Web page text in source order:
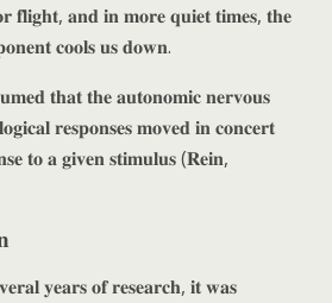
𝐟𝐥𝐢𝐠𝐡𝐭, 𝐚𝐧𝐝 𝐢𝐧 𝐦𝐨𝐫𝐞 𝐪𝐮𝐢𝐞𝐭 𝐭𝐢𝐦𝐞𝐬, 𝐭𝐡𝐞
𝐜𝐨𝐨𝐥𝐬 𝐮𝐬 𝐝𝐨𝐰𝐧.
𝐭𝐡𝐚𝐭 𝐭𝐡𝐞 𝐚𝐮𝐭𝐨𝐧𝐨𝐦𝐢𝐜 𝐧𝐞𝐫𝐯𝐨𝐮𝐬
𝐫𝐞𝐬𝐩𝐨𝐧𝐬𝐞𝐬 𝐦𝐨𝐯𝐞𝐝 𝐢𝐧 𝐜𝐨𝐧𝐜𝐞𝐫𝐭
𝐭𝐨 𝐚 𝐠𝐢𝐯𝐞𝐧 𝐬𝐭𝐢𝐦𝐮𝐥𝐮𝐬 (𝐑𝐞𝐢𝐧,
𝐲𝐞𝐚𝐫𝐬 𝐨𝐟 𝐫𝐞𝐬𝐞𝐚𝐫𝐜𝐡, 𝐢𝐭 𝐰𝐚𝐬